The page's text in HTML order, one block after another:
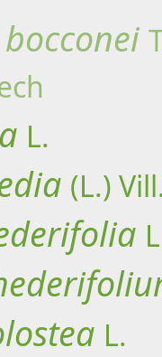
bocconei
L.
(L.)
L.